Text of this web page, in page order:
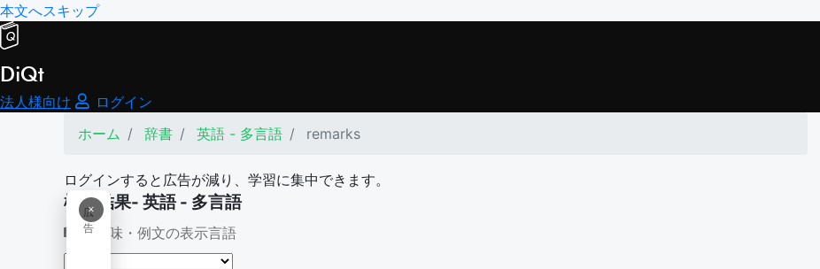
本文へスキップ
DiQt
法人様向け
ログイン
ホーム
辞書 英語 - 多言語 remarks
ログインすると広告が減り、学習に集中できます。
×
広
告
検索結果- 英語 - 多言語
意味・例文の表示言語